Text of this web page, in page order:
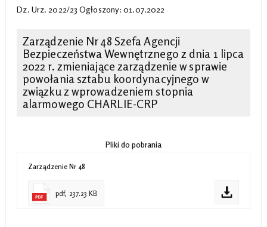
Dz. Urz. 2022/23 Ogłoszony: 01.07.2022
Zarządzenie Nr 48 Szefa Agencji
Bezpieczeństwa Wewnętrznego z dnia 1 lipca
2022 r. zmieniające zarządzenie w sprawie
powołania sztabu koordynacyjnego w
związku z wprowadzeniem stopnia
alarmowego CHARLIE-CRP
Pliki do pobrania
Zarządzenie Nr 48
pdf, 237.23 KB